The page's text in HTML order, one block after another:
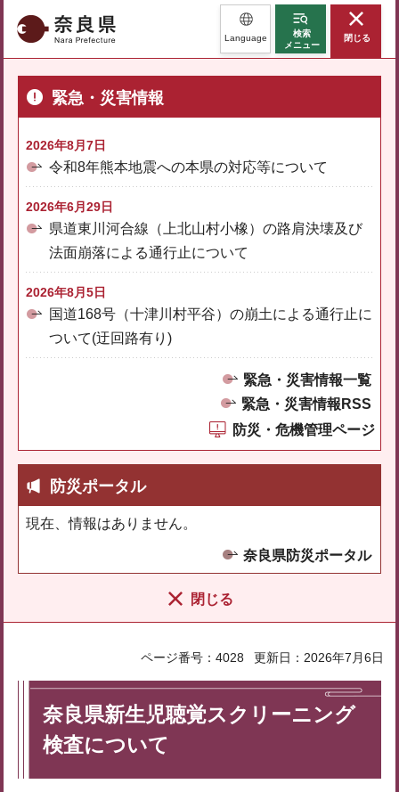
奈良県 Language
検索
メニュー
閉じる
緊急・災害情報
2026年8月7日
令和8年熊本地震への本県の対応等について
2026年6月29日
県道東川河合線（上北山村小橡）の路肩決壊及び
法面崩落による通行止について
2026年8月5日
国道168号（十津川村平谷）の崩土による通行止に
ついて(迂回路有り)
緊急・災害情報一覧
緊急・災害情報RSS
防災・危機管理ページ
防災ポータル
現在、情報はありません。
奈良県防災ポータル
閉じる
ページ番号：4028 更新日：2026年7月6日
奈良県新生児聴覚スクリーニング
検査について